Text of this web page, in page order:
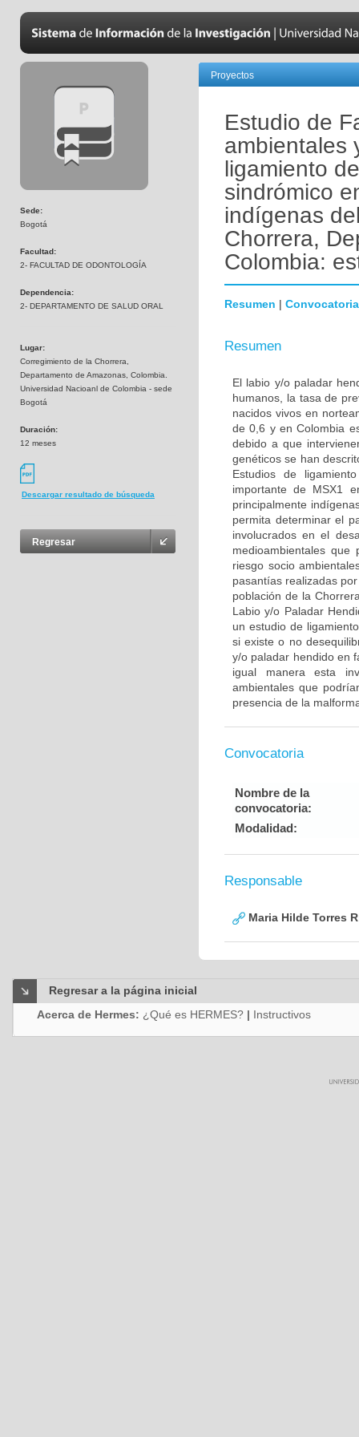
Sede:
Bogotá
Facultad:
2- FACULTAD DE ODONTOLOGÍA
Dependencia:
2- DEPARTAMENTO DE SALUD ORAL
Lugar:
Corregimiento de la Chorrera,
Departamento de Amazonas, Colombia.
Universidad Nacioanl de Colombia - sede
Bogotá
Duración:
12 meses
Descargar resultado de búsqueda
Regresar
Proyectos
Estudio de
ambientales
ligamiento
sindrómico
indígenas
Chorrera,
Colombia:
Resumen | Convocatoria
Resumen
El labio y/o paladar
humanos, la tasa de
nacidos vivos en
de 0,6 y en Colombia
debido a que
genéticos se han
Estudios de
importante de MSX1
principalmente
permita determinar el
involucrados en el
medioambientales
riesgo socio
pasantías realizadas
población de la
Labio y/o Paladar
un estudio de
si existe o no
y/o paladar hendido en
igual manera esta
ambientales que
presencia de la
Convocatoria
Nombre de la
convocatoria:
Modalidad:
Responsable
Maria Hilde Torres
Regresar a la página inicial
Acerca de Hermes: ¿Qué es HERMES? | Instructivos